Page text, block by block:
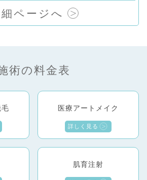
ページへ
術の料金表
医療アートメイク
詳しく見る
肌育注射